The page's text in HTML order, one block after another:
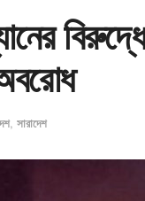
, সারাদেশ